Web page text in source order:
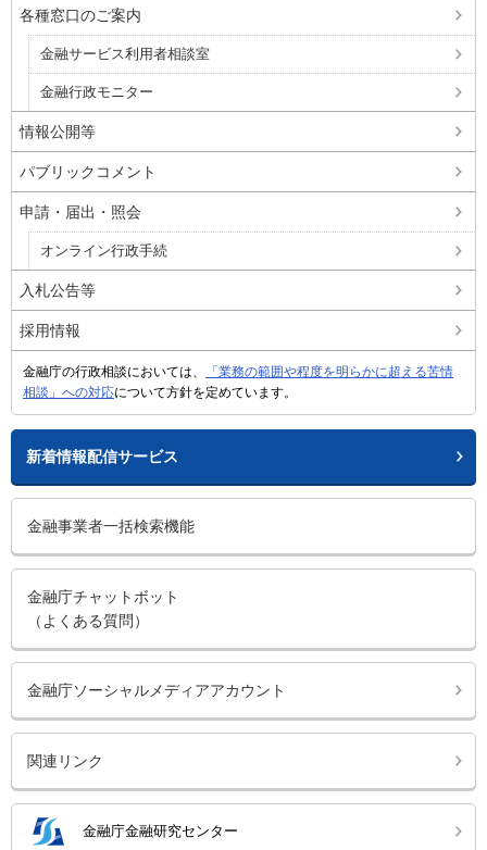
各種窓口のご案内
金融サービス利用者相談室
金融行政モニター
情報公開等
パブリックコメント
申請・届出・照会
オンライン行政手続
入札公告等
採用情報
金融庁の行政相談においては、
「業務の範囲や程度を明らかに超える苦情
相談」への対応について方針を定めています。
新着情報配信サービス
金融事業者一括検索機能
金融庁チャットボット
（よくある質問）
金融庁ソーシャルメディアアカウント
関連リンク
金融庁金融研究センター